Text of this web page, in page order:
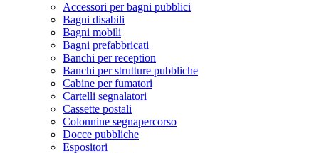
Accessori per bagni pubblici
Bagni disabili
Bagni mobili
Bagni prefabbricati
Banchi per reception
Banchi per strutture pubbliche
Cabine per fumatori
Cartelli segnalatori
Cassette postali
Colonnine segnapercorso
Docce pubbliche
Espositori